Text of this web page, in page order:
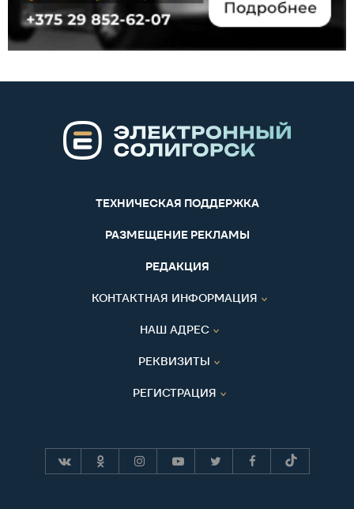
ТЕХНИЧЕСКАЯ ПОДДЕРЖКА
РАЗМЕЩЕНИЕ РЕКЛАМЫ
РЕДАКЦИЯ
КОНТАКТНАЯ ИНФОРМАЦИЯ
НАШ АДРЕС
РЕКВИЗИТЫ
РЕГИСТРАЦИЯ